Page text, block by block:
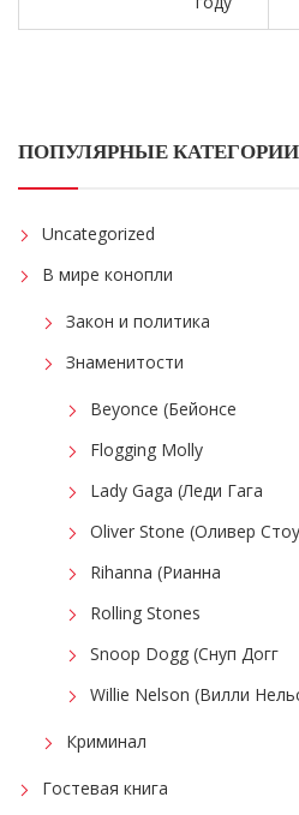
ПОПУЛЯРНЫЕ КАТЕГОРИИ
Uncategorized
В мире конопли
Закон и политика
Знаменитости
Beyonce (Бейонсе
Flogging Molly
Lady Gaga (Леди Гага
Oliver Stone (Оливер
Rihanna (Рианна
Rolling Stones
Snoop Dogg (Снуп Догг
Willie Nelson (Вилли
Криминал
Гостевая книга